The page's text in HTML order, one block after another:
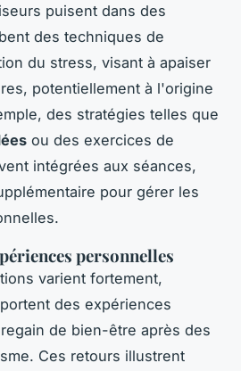
puisent dans des
des techniques de
du stress, visant à apaiser
potentiellement à l'origine
des stratégies telles que
ou des exercices de
intégrées aux séances,
pour gérer les
personnelles
varient fortement,
des expériences
de bien-être après des
Ces retours illustrent